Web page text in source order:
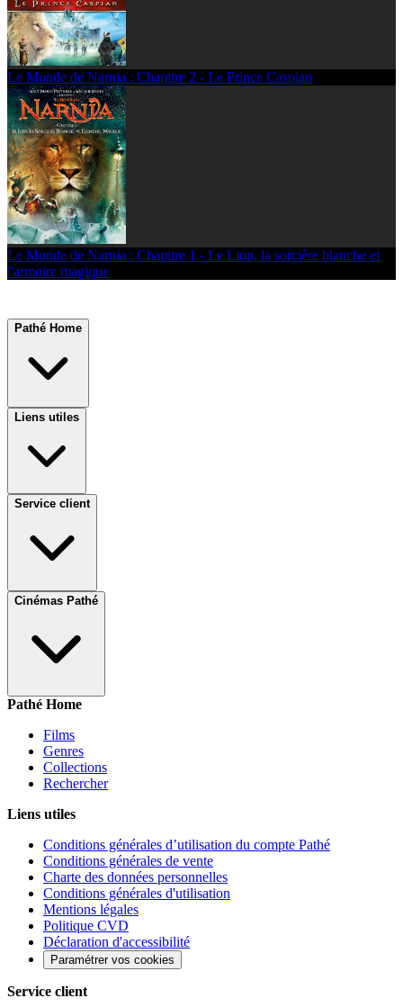
Le Monde de Narnia : Chapitre 2 - Le Prince Caspian
Le Monde de Narnia : Chapitre 1 - Le Lion, la sorcière blanche et
l'armoire magique
Pathé Home
Liens utiles
Service client
Cinémas Pathé
Pathé Home
Films
Genres
Collections
Rechercher
Liens utiles
Conditions générales d’utilisation du compte Pathé
Conditions générales de vente
Charte des données personnelles
Conditions générales d'utilisation
Mentions légales
Politique CVD
Déclaration d'accessibilité
Paramétrer vos cookies
Service client